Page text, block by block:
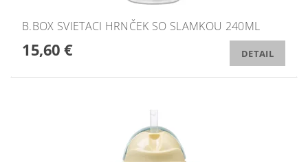
B.BOX SVIETACI HRNČEK SO SLAMKOU 240ML
15,60 € DETAIL